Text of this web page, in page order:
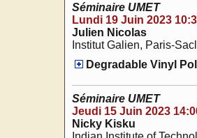
Séminaire UMET
Lundi 19 Juin 2023
Julien Nicolas
Institut Galien, Paris-
Degradable Vinyl
Séminaire UMET
Jeudi 15 Juin 2023
Nicky Kisku